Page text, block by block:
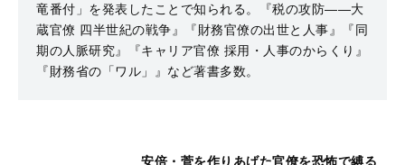
竜番付」を発表したことで知られる。『税の攻防――大
蔵官僚 四半世紀の戦争』『財務官僚の出世と人事』『同
期の人脈研究』『キャリア官僚 採用・人事のからくり』
『財務省の「ワル」』など著書多数。
安倍・菅を作りあげた官僚を恐怖で縛る